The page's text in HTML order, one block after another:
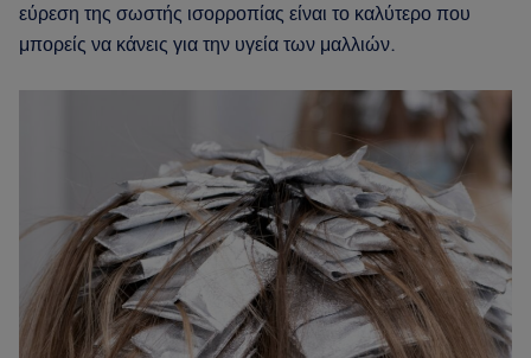
εύρεση της σωστής ισορροπίας είναι το καλύτερο που
μπορείς να κάνεις για την υγεία των μαλλιών.